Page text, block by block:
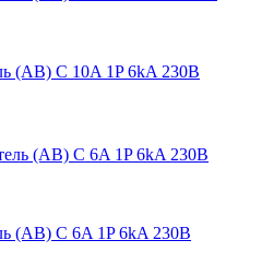
(АВ) C 10A 1P 6kA 230В
(АВ) C 6A 1P 6kA 230В